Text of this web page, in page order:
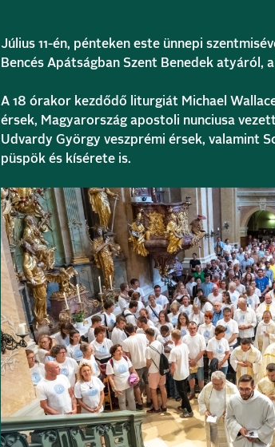
Július 11-én, pénteken este ünnepi
Bencés Apátságban Szent Benedek atyáról,
A 18 órakor kezdődő liturgiát Michael
érsek, Magyarország apostoli nunciusa
Udvardy György veszprémi érsek, valamint
püspök és kísérete is.